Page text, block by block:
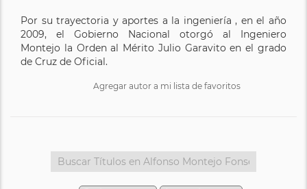
Por su trayectoria y aportes a la ingeniería , en el año
2009, el Gobierno Nacional otorgó al Ingeniero
Montejo la Orden al Mérito Julio Garavito en el grado
de Cruz de Oficial.
Agregar autor a mi lista de favoritos